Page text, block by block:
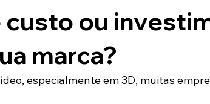
custo ou
marca?
especialmente em 3D, muitas